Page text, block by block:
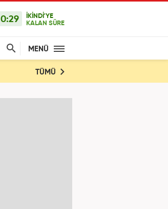
0:29
İKİNDİ'YE
KALAN SÜRE
MENÜ
TÜMÜ